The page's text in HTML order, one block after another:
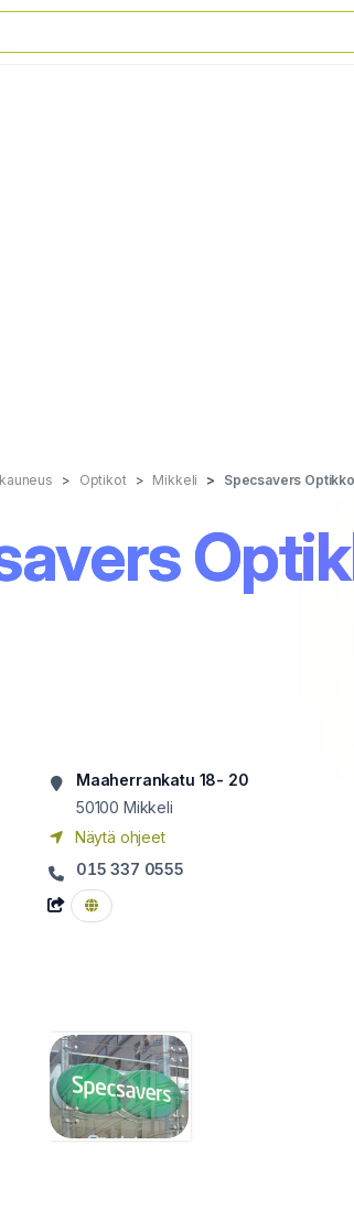
Optikot Mikkeli Specsavers
Maaherrankatu 18- 20
50100 Mikkeli
Näytä ohjeet
015 337 0555